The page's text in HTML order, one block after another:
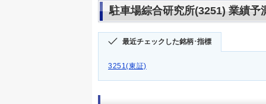
駐車場綜合研究所(3251) 業績予
最近チェックした銘柄･指標
3251(東証)